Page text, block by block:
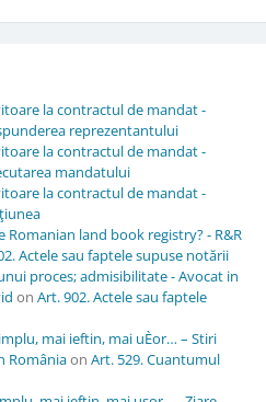
la contractul de mandat -
reprezentantului
la contractul de mandat -
mandatului
la contractul de mandat -
land book registry? - R&R
Actele sau faptele supuse notării
proces; admisibilitate - Avocat in
on Art. 902. Actele sau faptele
mai ieftin, mai uÈor… – Stiri
Româniaon Art. 529. Cuantumul